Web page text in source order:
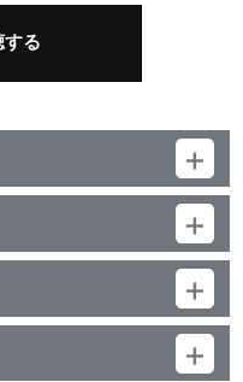
る
我)/木村良平(黄瀬涼太)/小野
谷佳正(日向順平)/野島裕史